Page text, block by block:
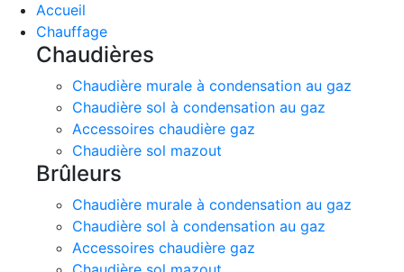
Accueil
Chauffage
Chaudières
Chaudière murale à condensation au gaz
Chaudière sol à condensation au gaz
Accessoires chaudière gaz
Chaudière sol mazout
Brûleurs
Chaudière murale à condensation au gaz
Chaudière sol à condensation au gaz
Accessoires chaudière gaz